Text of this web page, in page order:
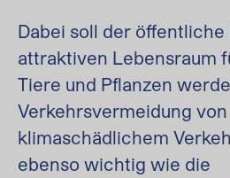
Dabei soll der öffentliche
attraktiven Lebensraum
Tiere und Pflanzen
Verkehrsvermeidung von
klimaschädlichem
ebenso wichtig wie die